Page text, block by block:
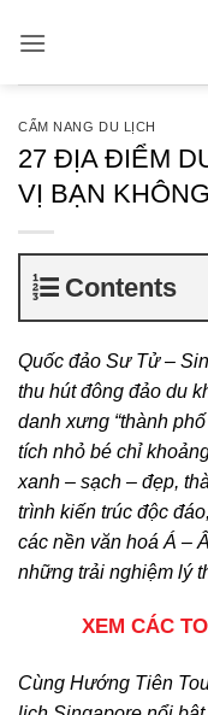
qua
CẨM NANG DU LỊCH
27 ĐỊA ĐIỂM
VỊ BẠN
Contents
Quốc đảo Sư Tử –
thu hút đông đảo du
danh xưng “thành
tích nhỏ bé chỉ
xanh – sạch – đẹp,
trình kiến trúc độc
các nền văn hoá Á –
những trải nghiệm lý
XEM CÁC
Cùng Hướng Tiên